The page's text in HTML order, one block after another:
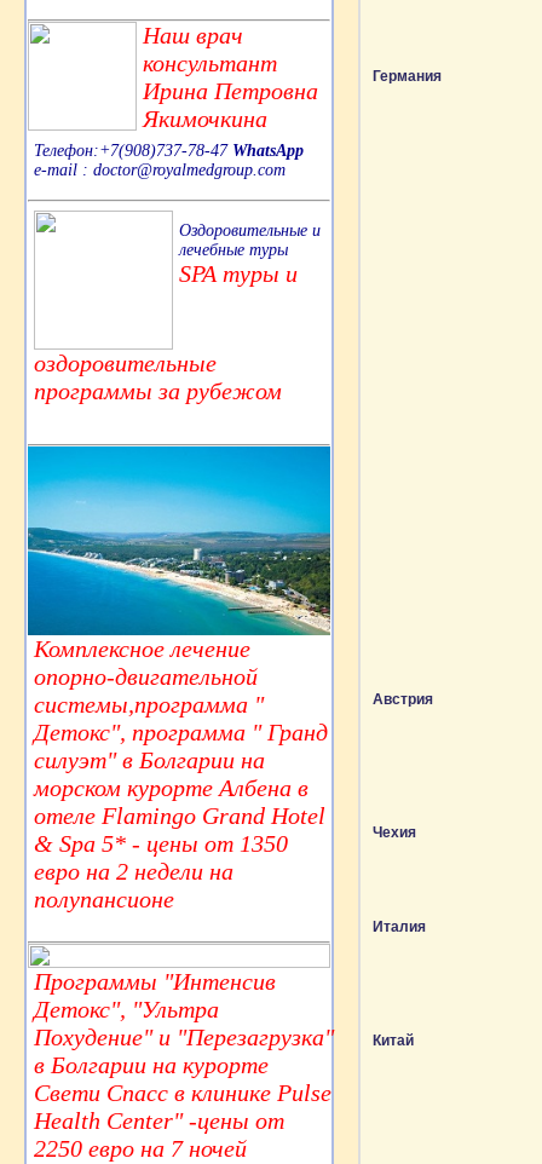
Наш врач
консультант
Ирина Петровна
Якимочкина
Телефон:+7(908)737-78-47 WhatsApp
e-mail : doctor@royalmedgroup.com
Оздоровительные и
лечебные туры
SPA туры и
оздоровительные
программы за рубежом
Комплексное лечение
опорно-двигательной
системы,программа "
Детокс", программа " Гранд
силуэт" в Болгарии на
морском курорте Албена в
отеле Flamingo Grand Hotel
& Spa 5* - цены от 1350
евро на 2 недели на
полупансионе
Программы "Интенсив
Детокс", "Ультра
Похудение" и "Перезагрузка"
в Болгарии на курорте
Свети Спасс в клинике Pulse
Health Center" -цены от
2250 евро на 7 ночей
Германия
Австрия
Чехия
Италия
Китай